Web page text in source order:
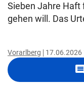
Sieben Jahre Haft
gehen will. Das
Vorarlberg 17.06.2026